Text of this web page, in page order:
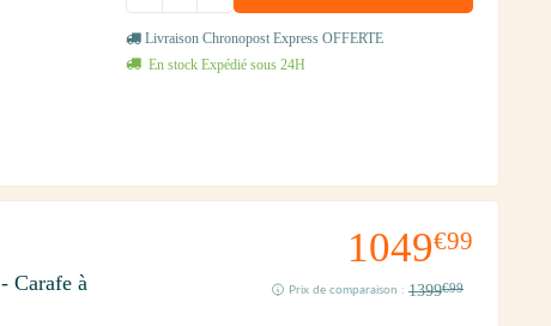
Livraison Chronopost Express OFFERTE
En stock Expédié sous 24H
Carafe à
1049€99
Prix de comparaison : 1399€99